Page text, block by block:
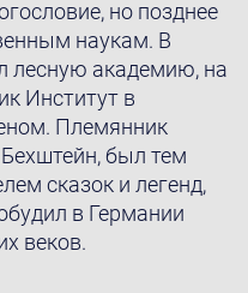
но позднее
наукам. В
лесную академию, на
Институт в
Племянник
был тем
сказок и легенд,
в Германии
веков.